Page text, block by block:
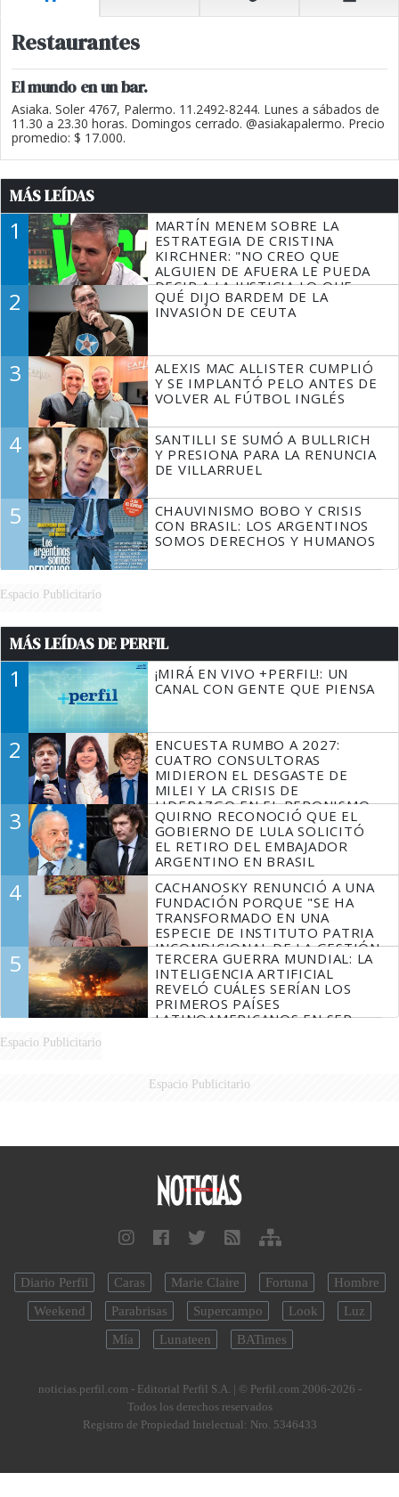
Restaurantes
El mundo en un bar.
Asiaka. Soler 4767, Palermo. 11.2492-8244. Lunes a sábados de
11.30 a 23.30 horas. Domingos cerrado. @asiakapalermo. Precio
promedio: $ 17.000.
MÁS LEÍDAS
1
MARTÍN MENEM SOBRE LA
ESTRATEGIA DE CRISTINA
KIRCHNER: "NO CREO QUE
ALGUIEN DE AFUERA LE PUEDA
DECIR A LA JUSTICIA LO QUE
TIENE QUE HACER"
2
QUÉ DIJO BARDEM DE LA
INVASIÓN DE CEUTA
3
ALEXIS MAC ALLISTER CUMPLIÓ
Y SE IMPLANTÓ PELO ANTES DE
VOLVER AL FÚTBOL INGLÉS
4
SANTILLI SE SUMÓ A BULLRICH
Y PRESIONA PARA LA RENUNCIA
DE VILLARRUEL
5
CHAUVINISMO BOBO Y CRISIS
CON BRASIL: LOS ARGENTINOS
SOMOS DERECHOS Y HUMANOS
Espacio Publicitario
MÁS LEÍDAS DE PERFIL
1
¡MIRÁ EN VIVO +PERFIL!: UN
CANAL CON GENTE QUE PIENSA
2
ENCUESTA RUMBO A 2027:
CUATRO CONSULTORAS
MIDIERON EL DESGASTE DE
MILEI Y LA CRISIS DE
LIDERAZGO EN EL PERONISMO
3
QUIRNO RECONOCIÓ QUE EL
GOBIERNO DE LULA SOLICITÓ
EL RETIRO DEL EMBAJADOR
ARGENTINO EN BRASIL
4
CACHANOSKY RENUNCIÓ A UNA
FUNDACIÓN PORQUE "SE HA
TRANSFORMADO EN UNA
ESPECIE DE INSTITUTO PATRIA
INCONDICIONAL DE LA GESTIÓN
DE MILEI"
5
TERCERA GUERRA MUNDIAL: LA
INTELIGENCIA ARTIFICIAL
REVELÓ CUÁLES SERÍAN LOS
PRIMEROS PAÍSES
LATINOAMERICANOS EN SER
Espacio Publicitario
Espacio Publicitario
Diario Perfil Caras Marie Claire Fortuna
Hombre
Weekend
Parabrisas Supercampo Look
Luz
Mía
Lunateen BATimes
noticias.perfil.com - Editorial Perfil S.A. | © Perfil.com 2006-2026 -
Todos los derechos reservados
Registro de Propiedad Intelectual: Nro. 5346433